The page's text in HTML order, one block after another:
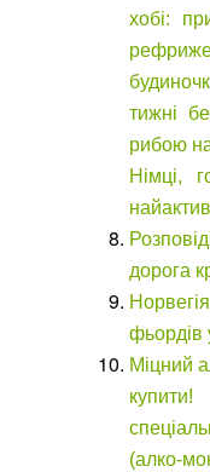
хобі:
тижні
рибою
Німці,
дорога
фьордів
Міцний
(алко-